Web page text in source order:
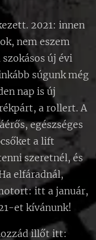
2021: innen
nem eszem
új évi
súgunk még
nap is új
a rollert. A
egészséges
a lift
szeretnél, és
elfáradnál,
itt a január,
et kívánunk!
illőt itt: